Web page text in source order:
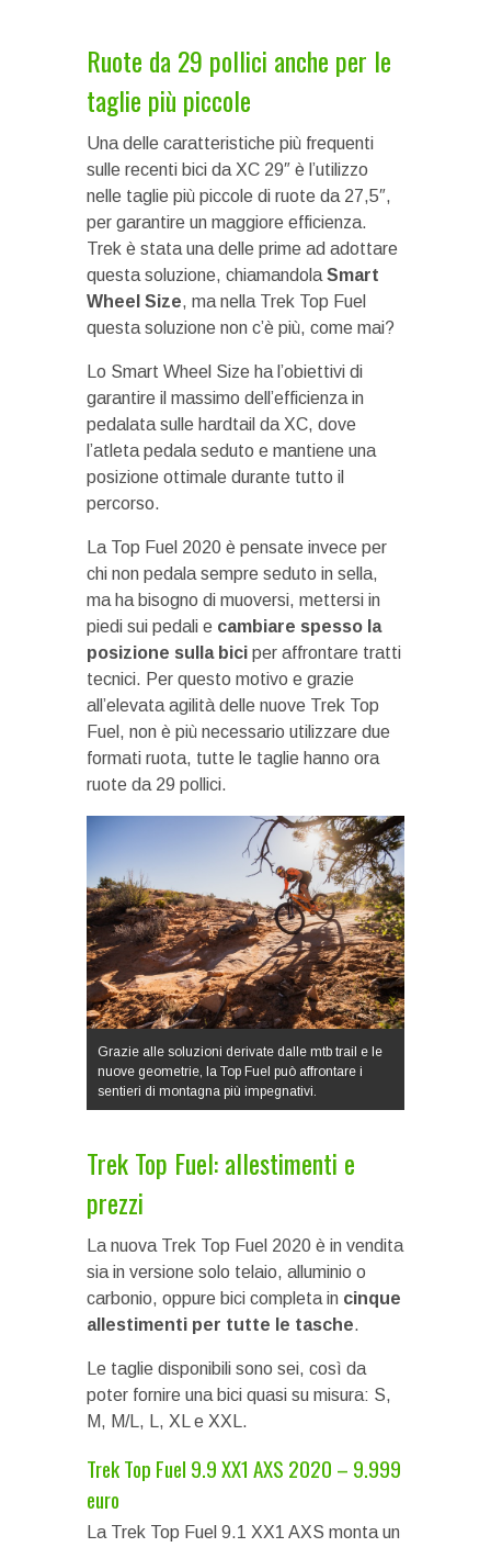
Ruote da 29 pollici anche per le
taglie più piccole
Una delle caratteristiche più frequenti
sulle recenti bici da XC 29″ è l’utilizzo
nelle taglie più piccole di ruote da 27,5″,
per garantire un maggiore efficienza.
Trek è stata una delle prime ad adottare
questa soluzione, chiamandola Smart
Wheel Size, ma nella Trek Top Fuel
questa soluzione non c’è più, come mai?
Lo Smart Wheel Size ha l’obiettivi di
garantire il massimo dell’efficienza in
pedalata sulle hardtail da XC, dove
l’atleta pedala seduto e mantiene una
posizione ottimale durante tutto il
percorso.
La Top Fuel 2020 è pensate invece per
chi non pedala sempre seduto in sella,
ma ha bisogno di muoversi, mettersi in
piedi sui pedali e cambiare spesso la
posizione sulla bici per affrontare tratti
tecnici. Per questo motivo e grazie
all’elevata agilità delle nuove Trek Top
Fuel, non è più necessario utilizzare due
formati ruota, tutte le taglie hanno ora
ruote da 29 pollici.
Grazie alle soluzioni derivate dalle mtb trail e le
nuove geometrie, la Top Fuel può affrontare i
sentieri di montagna più impegnativi.
Trek Top Fuel: allestimenti e
prezzi
La nuova Trek Top Fuel 2020 è in vendita
sia in versione solo telaio, alluminio o
carbonio, oppure bici completa in cinque
allestimenti per tutte le tasche.
Le taglie disponibili sono sei, così da
poter fornire una bici quasi su misura: S,
M, M/L, L, XL e XXL.
Trek Top Fuel 9.9 XX1 AXS 2020 – 9.999
euro
La Trek Top Fuel 9.1 XX1 AXS monta un